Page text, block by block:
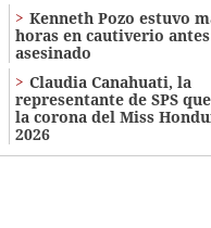
Kenneth Pozo estuvo
horas en cautiverio
asesinado
Claudia Canahuati, la
representante de SPS
la corona del Miss
2026